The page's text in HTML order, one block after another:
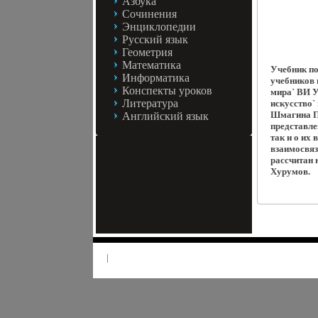
Сочинения
Энциклопедии
Русский язык
Геометрия
Математика
Информатика
Конспекты уроков
Литература
Английский язык
Учебник
учебников
мира` ВИ
Шмагина
так и о их
рассчитан
Хурумов.
|